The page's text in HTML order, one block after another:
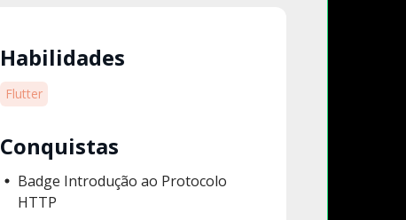
Habilidades
Flutter
Conquistas
Badge Introdução ao Protocolo
HTTP